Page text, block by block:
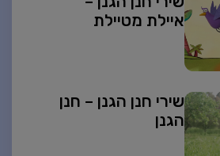
איילת מטיילת
שירי חנן הגנן – חנן
הגנן